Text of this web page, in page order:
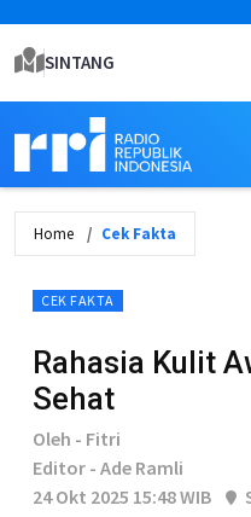
SINTANG
Home Cek Fakta
CEK FAKTA
Rahasia Kulit
Sehat
Oleh - Fitri
Editor - Ade Ramli
24 Okt 2025 15:48 WIB